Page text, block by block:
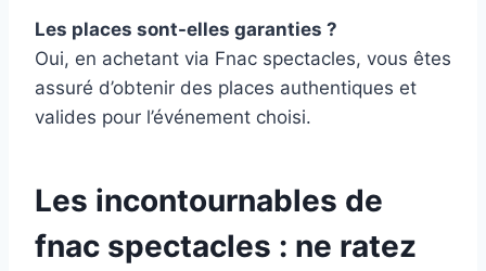
Les places sont-elles garanties ?
Oui, en achetant via Fnac spectacles, vous êtes
assuré d’obtenir des places authentiques et
valides pour l’événement choisi.
Les incontournables de
fnac spectacles : ne ratez